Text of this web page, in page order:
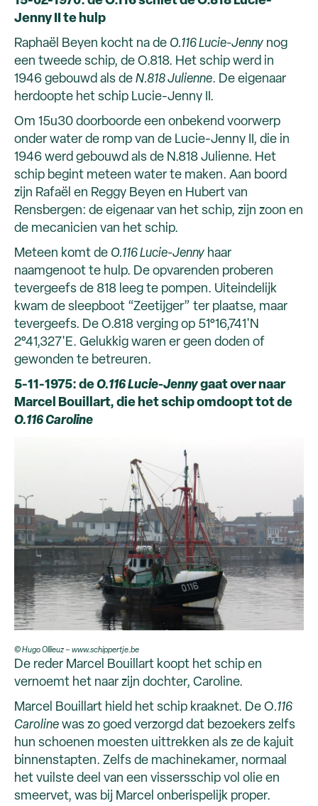
Jenny II te hulp
Raphaël Beyen kocht na de O.116 Lucie-Jenny nog
een tweede schip, de O.818. Het schip werd in
1946 gebouwd als de N.818 Julienne. De eigenaar
herdoopte het schip Lucie-Jenny II.
Om 15u30 doorboorde een onbekend voorwerp
onder water de romp van de Lucie-Jenny II, die in
1946 werd gebouwd als de N.818 Julienne. Het
schip begint meteen water te maken. Aan boord
zijn Rafaël en Reggy Beyen en Hubert van
Rensbergen: de eigenaar van het schip, zijn zoon en
de mecanicien van het schip.
Meteen komt de O.116 Lucie-Jenny haar
naamgenoot te hulp. De opvarenden proberen
tevergeefs de 818 leeg te pompen. Uiteindelijk
kwam de sleepboot “Zeetijger” ter plaatse, maar
tevergeefs. De O.818 verging op 51°16,741'N
2°41,327'E. Gelukkig waren er geen doden of
gewonden te betreuren.
5-11-1975: deO.116 Lucie-Jennygaat over naar
Marcel Bouillart, die het schip omdoopt tot de
O.116 Caroline
© Hugo Ollieuz – www.schippertje.be
De reder Marcel Bouillart koopt het schip en
vernoemt het naar zijn dochter, Caroline.
Marcel Bouillart hield het schip kraaknet. De O.116
Caroline was zo goed verzorgd dat bezoekers zelfs
hun schoenen moesten uittrekken als ze de kajuit
binnenstapten. Zelfs de machinekamer, normaal
het vuilste deel van een vissersschip vol olie en
smeervet, was bij Marcel onberispelijk proper.